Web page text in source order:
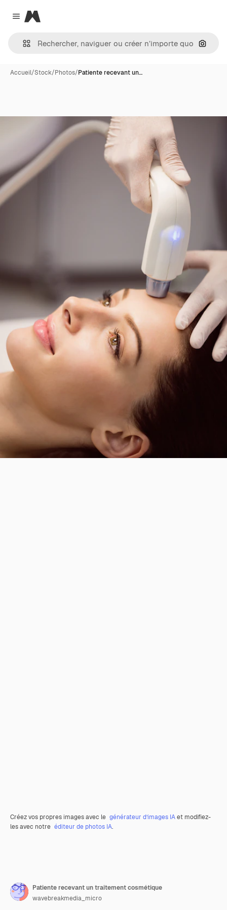
Close menu
Magnific
Accueil/Stock/Photos/Patiente recevant un…
Créez vos propres images avec le générateur d’images IAet modifiez-
les avec notre éditeur de photos IA.
Patiente recevant un traitement cosmétique
wavebreakmedia_micro